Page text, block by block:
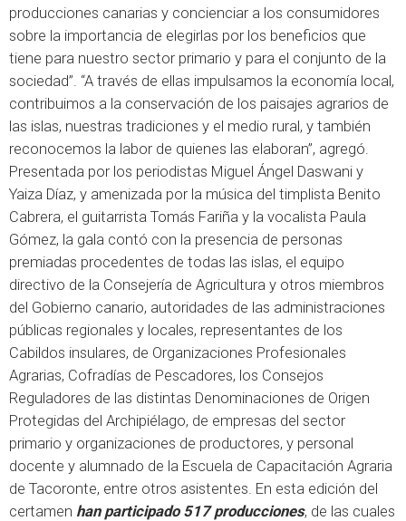
producciones canarias y concienciar a los consumidores
sobre la importancia de elegirlas por los beneficios que
tiene para nuestro sector primario y para el conjunto de la
sociedad”. “A través de ellas impulsamos la economía local,
contribuimos a la conservación de los paisajes agrarios de
las islas, nuestras tradiciones y el medio rural, y también
reconocemos la labor de quienes las elaboran”, agregó.
Presentada por los periodistas Miguel Ángel Daswani y
Yaiza Díaz, y amenizada por la música del timplista Benito
Cabrera, el guitarrista Tomás Fariña y la vocalista Paula
Gómez, la gala contó con la presencia de personas
premiadas procedentes de todas las islas, el equipo
directivo de la Consejería de Agricultura y otros miembros
del Gobierno canario, autoridades de las administraciones
públicas regionales y locales, representantes de los
Cabildos insulares, de Organizaciones Profesionales
Agrarias, Cofradías de Pescadores, los Consejos
Reguladores de las distintas Denominaciones de Origen
Protegidas del Archipiélago, de empresas del sector
primario y organizaciones de productores, y personal
docente y alumnado de la Escuela de Capacitación Agraria
de Tacoronte, entre otros asistentes. En esta edición del
certamen han participado 517 producciones, de las cuales